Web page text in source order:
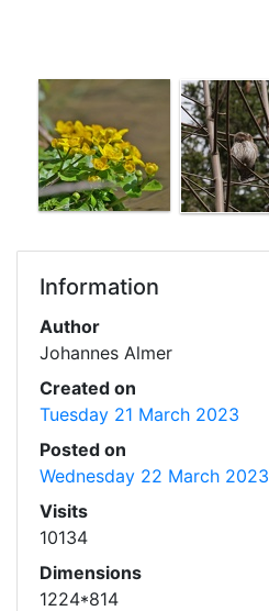
Information
Author
Johannes Almer
Created on
Tuesday 21 March 2023
Posted on
Wednesday 22 March 2023
Visits
10134
Dimensions
1224*814